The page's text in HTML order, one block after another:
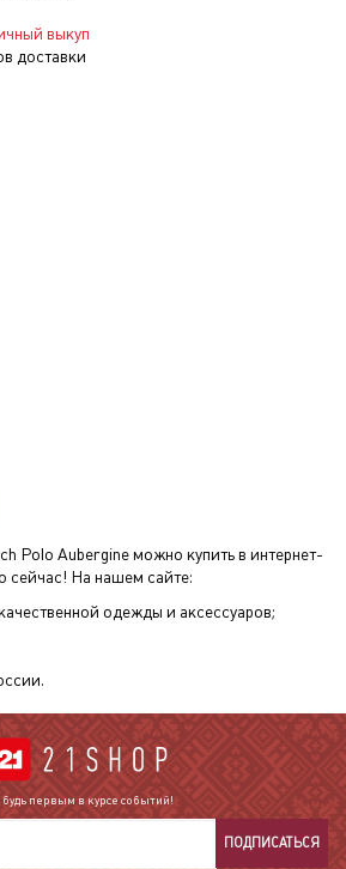
выкуп
доставки
Polo Aubergineможно купить в интернет-
сейчас! На нашем сайте:
одежды и аксессуаров;
первым в курсе событий!
ПОДПИСАТЬСЯ